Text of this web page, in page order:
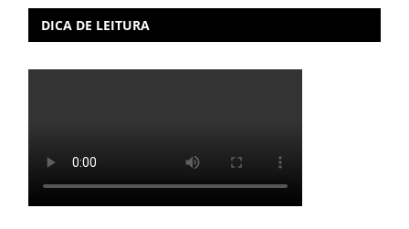
DICA DE LEITURA